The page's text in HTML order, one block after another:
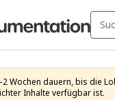
Wochen dauern, bis die
Inhalte verfügbar ist.